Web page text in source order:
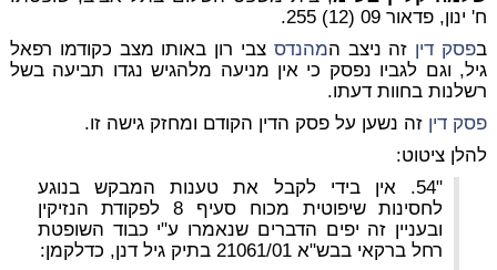
ח' ינון, פדאור 09 (12) 255.
בפסק דין זה ניצב המהנדס צבי רון באותו מצב כקודמו רפאל
גיל, וגם לגביו נפסק כי אין מניעה מלהגיש נגדו תביעה בשל
רשלנות בחוות דעתו.
פסק דין זה נשען על פסק הדין הקודם ומחזק גישה זו.
להלן ציטוט:
"54. אין בידי לקבל את טענות המבקש בנוגע
לחסינות שיפוטית מכוח סעיף 8 לפקודת הנזיקין
ובעניין זה יפים הדברים שנאמרו ע"י כבוד השופטת
רחל ברקאי בבש"א 21061/01 בתיק גיל דנן, כדלקמן: